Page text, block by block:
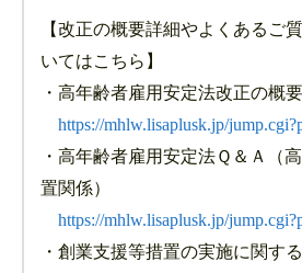
【改正の概要詳細やよくあるご
いてはこちら】
・高年齢者雇用安定法改正の概
https://mhlw.lisaplusk.jp/
・高年齢者雇用安定法Ｑ＆Ａ（
置関係）
https://mhlw.lisaplusk.jp/
・創業支援等措置の実施に関す